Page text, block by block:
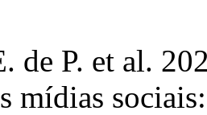
de P. et al.
mídias